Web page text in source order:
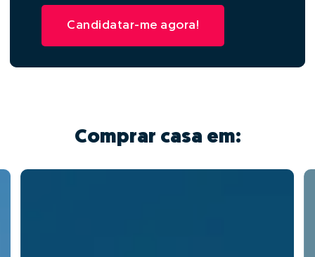
Candidatar-me agora!
Comprar casa em: